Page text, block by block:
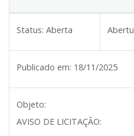
Status: Aberta
Publicado em: 18/11/2025
Objeto:
AVISO DE LICITAÇÃO: